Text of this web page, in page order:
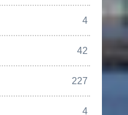
4
42
227
4